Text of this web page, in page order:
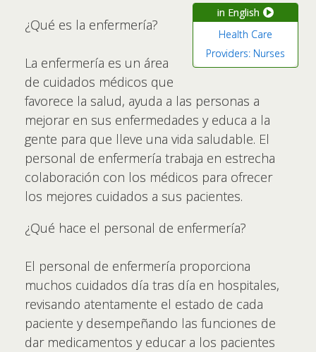
in English
Health Care
Providers: Nurses
¿Qué es la enfermería?
La enfermería es un área
de cuidados médicos que
favorece la salud, ayuda a las personas a
mejorar en sus enfermedades y educa a la
gente para que lleve una vida saludable. El
personal de enfermería trabaja en estrecha
colaboración con los médicos para ofrecer
los mejores cuidados a sus pacientes.
¿Qué hace el personal de enfermería?
El personal de enfermería proporciona
muchos cuidados día tras día en hospitales,
revisando atentamente el estado de cada
paciente y desempeñando las funciones de
dar medicamentos y educar a los pacientes